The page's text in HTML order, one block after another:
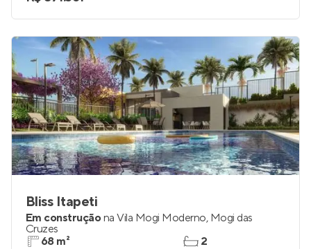
Bliss Itapeti
Em construçãona Vila Mogi Moderno, Mogi das
Cruzes
68 m²
2